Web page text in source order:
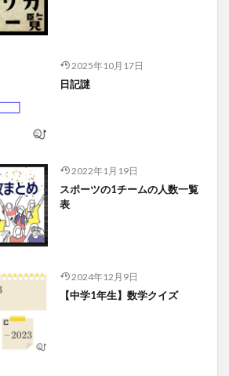
2025年10月17日
日記謎
2022年1月19日
スポーツの1チームの人数一覧
表
2024年12月9日
【中学1年生】数学クイズ